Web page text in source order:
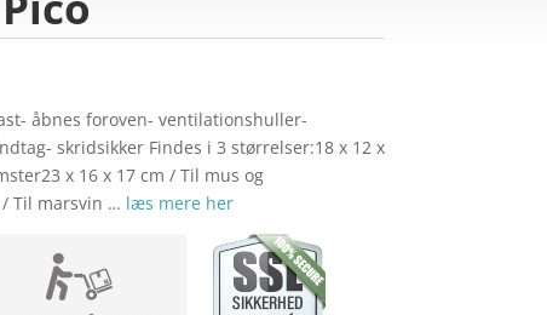
åbnes foroven- ventilationshuller-
skridsikker Findes i 3 størrelser:18 x 12 x
x 16 x 17 cm / Til mus og
Til marsvin … læs mere her